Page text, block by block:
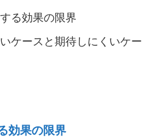
る効果の限界
ケースと期待しにくいケー
効果の限界